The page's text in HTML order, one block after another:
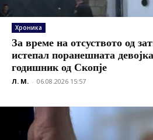
Хроника
За време на отсуството од
истепал поранешната
годишник од Скопје
Л. М. - 06.08.2026 15:57